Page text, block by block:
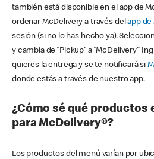
también está disponible en el app de
ordenar McDelivery a través delapp de
sesión (si no lo has hecho ya).
y cambia de “Pickup” a “McDelivery’”
quieres la entrega y se te notificará si
donde estás a través de nuestro app.
¿Cómo sé qué productos
para McDelivery®?
Los productos del menú varían por